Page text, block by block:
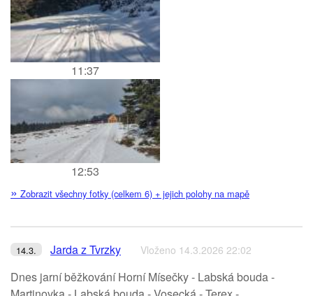
11:37
12:53
» Zobrazit všechny fotky (celkem 6) + jejich polohy na mapě
14.3. Jarda z Tvrzky Vloženo 14.3.2026 22:02
Dnes jarní běžkování Horní Mísečky - Labská bouda -